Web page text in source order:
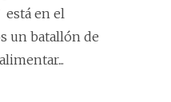
está en el
un batallón de